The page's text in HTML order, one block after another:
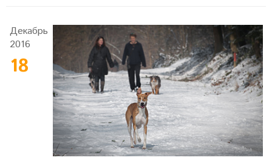
Декабрь
2016
18